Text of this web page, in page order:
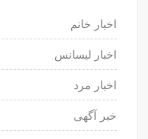
اخبار خانم
اخبار لیسانس
اخبار مرد
خبر آگهی